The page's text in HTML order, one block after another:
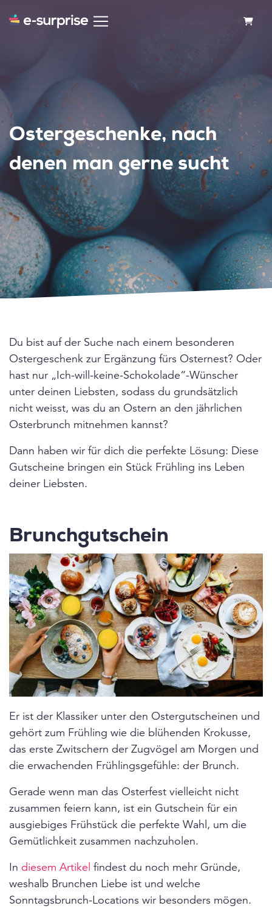
Ostergeschenke, nach
denen man gerne sucht
Du bist auf der Suche nach einem besonderen
Ostergeschenk zur Ergänzung fürs Osternest? Oder
hast nur „Ich-will-keine-Schokolade“-Wünscher
unter deinen Liebsten, sodass du grundsätzlich
nicht weisst, was du an Ostern an den jährlichen
Osterbrunch mitnehmen kannst?
Dann haben wir für dich die perfekte Lösung: Diese
Gutscheine bringen ein Stück Frühling ins Leben
deiner Liebsten.
Brunchgutschein
Er ist der Klassiker unter den Ostergutscheinen und
gehört zum Frühling wie die blühenden Krokusse,
das erste Zwitschern der Zugvögel am Morgen und
die erwachenden Frühlingsgefühle: der Brunch.
Gerade wenn man das Osterfest vielleicht nicht
zusammen feiern kann, ist ein Gutschein für ein
ausgiebiges Frühstück die perfekte Wahl, um die
Gemütlichkeit zusammen nachzuholen.
In diesem Artikel findest du noch mehr Gründe,
weshalb Brunchen Liebe ist und welche
Sonntagsbrunch-Locations wir besonders mögen.